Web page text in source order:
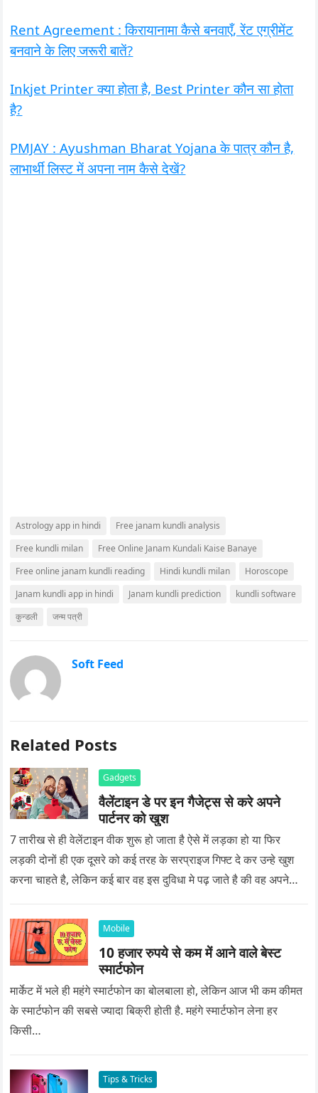
Rent Agreement : किरायानामा कैसे बनवाएँ, रेंट एग्रीमेंट
बनवाने के लिए जरूरी बातें?
Inkjet Printer क्या होता है, Best Printer कौन सा होता
है?
PMJAY : Ayushman Bharat Yojana के पात्र कौन है,
लाभार्थी लिस्ट में अपना नाम कैसे देखें?
Astrology app in hindi
Free janam kundli analysis
Free kundli milan
Free Online Janam Kundali Kaise Banaye
Free online janam kundli reading
Hindi kundli milan
Horoscope
Janam kundli app in hindi
Janam kundli prediction
kundli software
कुन्डली
जन्म पत्री
Soft Feed
Related Posts
Gadgets
वैलेंटाइन डे पर इन गैजेट्स से करे अपने
पार्टनर को खुश
7 तारीख से ही वेलेंटाइन वीक शुरू हो जाता है ऐसे में लड़का हो या फिर
लड़की दोनों ही एक दूसरे को कई तरह के सरप्राइज गिफ्ट दे कर उन्हे खुश
करना चाहते है, लेकिन कई बार वह इस दुविधा मे पढ़ जाते है की वह अपने
Mobile
10 हजार रुपये से कम में आने वाले बेस्ट
स्मार्टफोन
मार्केट में भले ही महंगे स्मार्टफोन का बोलबाला हो, लेकिन आज भी कम कीमत
के स्मार्टफोन की सबसे ज्यादा बिक्री होती है. महंगे स्मार्टफोन लेना हर
किसी…
Tips & Tricks